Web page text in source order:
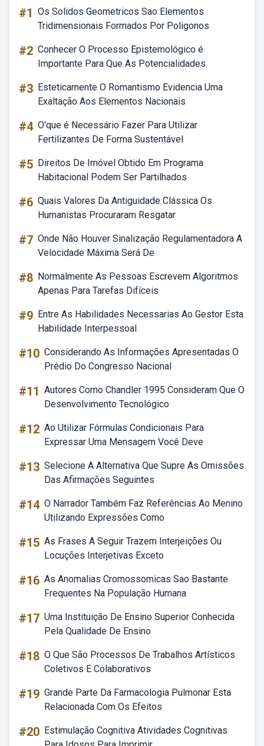
#1 Os Solidos Geometricos Sao Elementos
Tridimensionais Formados Por Poligonos
#2 Conhecer O Processo Epistemológico é
Importante Para Que As Potencialidades
#3 Esteticamente O Romantismo Evidencia Uma
Exaltação Aos Elementos Nacionais
#4 O'que é Necessário Fazer Para Utilizar
Fertilizantes De Forma Sustentável
#5 Direitos De Imóvel Obtido Em Programa
Habitacional Podem Ser Partilhados
#6 Quais Valores Da Antiguidade Clássica Os
Humanistas Procuraram Resgatar
#7 Onde Não Houver Sinalização Regulamentadora A
Velocidade Máxima Será De
#8 Normalmente As Pessoas Escrevem Algoritmos
Apenas Para Tarefas Difíceis
#9 Entre As Habilidades Necessarias Ao Gestor Esta
Habilidade Interpessoal
#10 Considerando As Informações Apresentadas O
Prédio Do Congresso Nacional
#11 Autores Como Chandler 1995 Consideram Que O
Desenvolvimento Tecnológico
#12 Ao Utilizar Fórmulas Condicionais Para
Expressar Uma Mensagem Você Deve
#13 Selecione A Alternativa Que Supre As Omissões
Das Afirmações Seguintes
#14 O Narrador Também Faz Referências Ao Menino
Utilizando Expressões Como
#15 As Frases A Seguir Trazem Interjeições Ou
Locuções Interjetivas Exceto
#16 As Anomalias Cromossomicas Sao Bastante
Frequentes Na População Humana
#17 Uma Instituição De Ensino Superior Conhecida
Pela Qualidade De Ensino
#18 O Que São Processos De Trabalhos Artísticos
Coletivos E Colaborativos
#19 Grande Parte Da Farmacologia Pulmonar Esta
Relacionada Com Os Efeitos
#20 Estimulação Cognitiva Atividades Cognitivas